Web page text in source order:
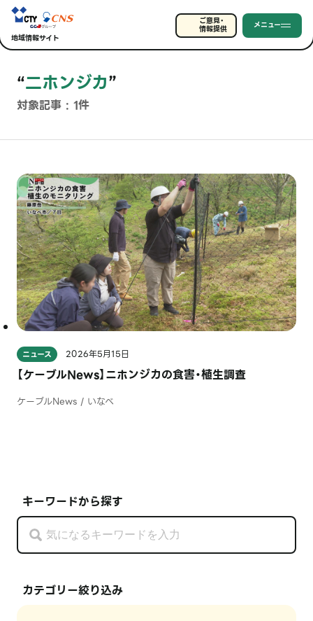
地域情報サイト
ご意見・
情報提供 メニュー
“二ホンジカ”
対象記事 : 1件
キーワードから探す
カテゴリー絞り込み
ニュース 2026年5月15日
【ケーブルNews】ニホンジカの食害・植生調査
ケーブルNews / いなべ